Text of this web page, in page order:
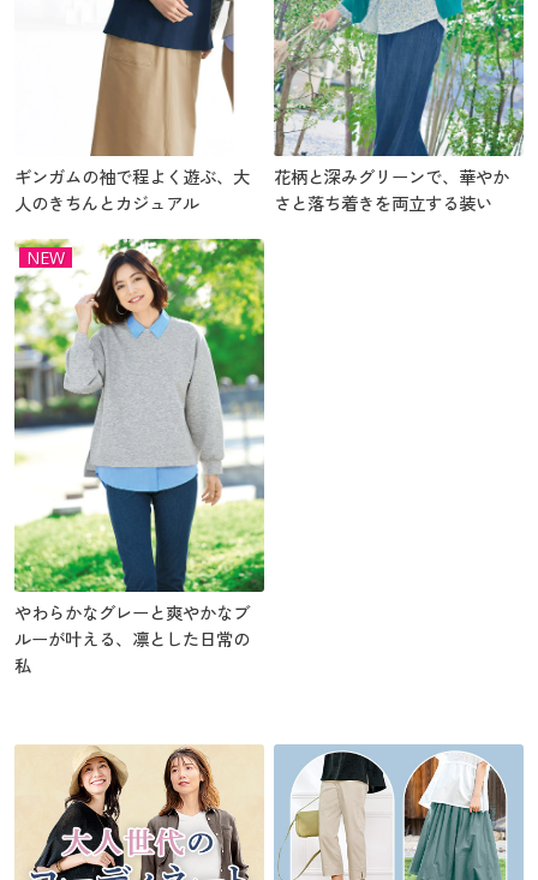
ギンガムの袖で程よく遊ぶ、大
人のきちんとカジュアル
花柄と深みグリーンで、華やか
さと落ち着きを両立する装い
NEW
やわらかなグレーと爽やかなブ
ルーが叶える、凛とした日常の
私